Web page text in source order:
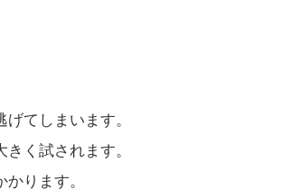
てしまいます。
く試されます。
ります。